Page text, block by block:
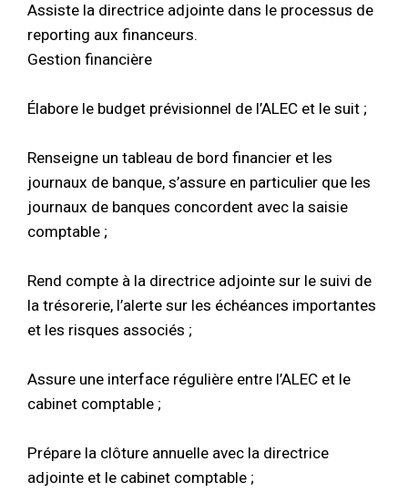
Assiste la directrice adjointe dans le processus de
reporting aux financeurs.
Gestion financière
Élabore le budget prévisionnel de l’ALEC et le suit ;
Renseigne un tableau de bord financier et les
journaux de banque, s’assure en particulier que les
journaux de banques concordent avec la saisie
comptable ;
Rend compte à la directrice adjointe sur le suivi de
la trésorerie, l’alerte sur les échéances importantes
et les risques associés ;
Assure une interface régulière entre l’ALEC et le
cabinet comptable ;
Prépare la clôture annuelle avec la directrice
adjointe et le cabinet comptable ;